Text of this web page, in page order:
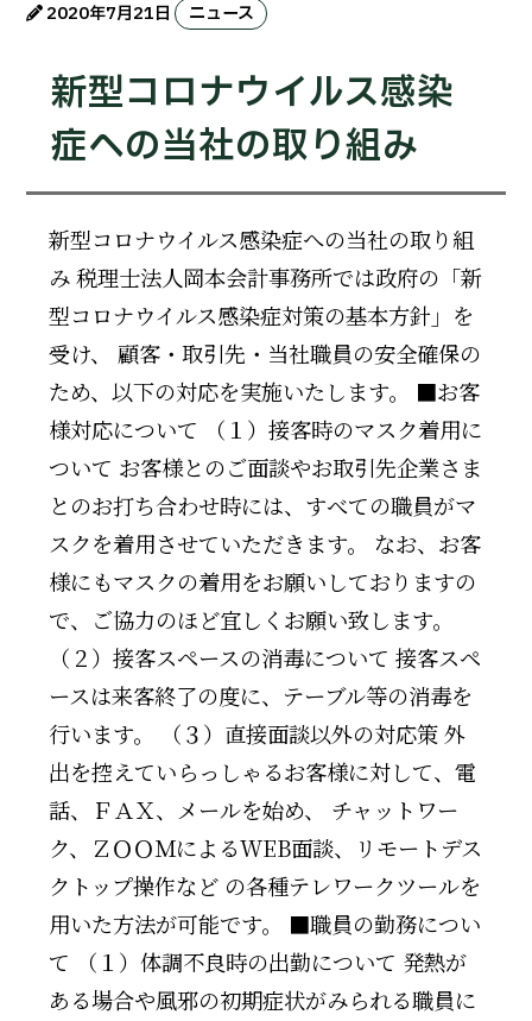
2020年7月21日 ニュース
新型コロナウイルス感染
症への当社の取り組み
新型コロナウイルス感染症への当社の取り組
み 税理士法人岡本会計事務所では政府の「新
型コロナウイルス感染症対策の基本方針」を
受け、 顧客・取引先・当社職員の安全確保の
ため、以下の対応を実施いたします。 ■お客
様対応について （１）接客時のマスク着用に
ついて お客様とのご面談やお取引先企業さま
とのお打ち合わせ時には、すべての職員がマ
スクを着用させていただきます。 なお、お客
様にもマスクの着用をお願いしておりますの
で、ご協力のほど宜しくお願い致します。
（２）接客スペースの消毒について 接客スペ
ースは来客終了の度に、テーブル等の消毒を
行います。 （３）直接面談以外の対応策 外
出を控えていらっしゃるお客様に対して、電
話、ＦＡＸ、メールを始め、 チャットワー
ク、ＺＯＯＭによるWEB面談、リモートデス
クトップ操作など の各種テレワークツールを
用いた方法が可能です。 ■職員の勤務につい
て （１）体調不良時の出勤について 発熱が
ある場合や風邪の初期症状がみられる職員に